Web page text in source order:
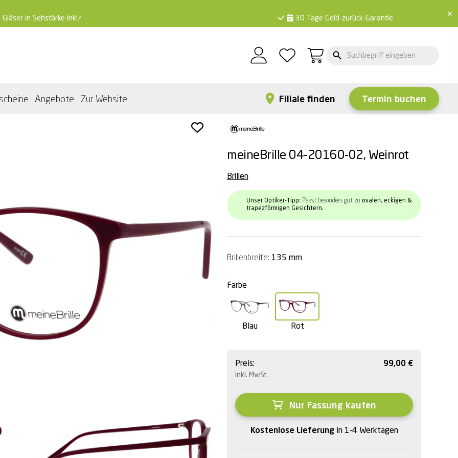
×
Gläser in Sehstärke inkl.² 30 Tage Geld-zurück-Garantie
Angebote Zur Website Filiale finden Termin buchen
meineBrille 04-20160-02, Weinrot
Brillen
Unser Optiker-Tipp: Passt besonders gut zu ovalen, eckigen &
trapezförmigen Gesichtern.
Brillenbreite: 135 mm
Farbe
Blau Rot
Preis:
inkl. MwSt.
99,00 €
Nur Fassung kaufen
Kostenlose Lieferung in 1-4 Werktagen